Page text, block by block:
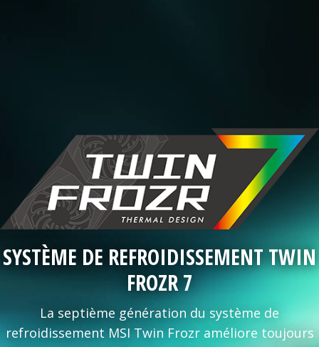
SYSTÈME DE REFROIDISSEMENT TWIN
FROZR 7
La septième génération du système de
refroidissement MSI Twin Frozr améliore toujours